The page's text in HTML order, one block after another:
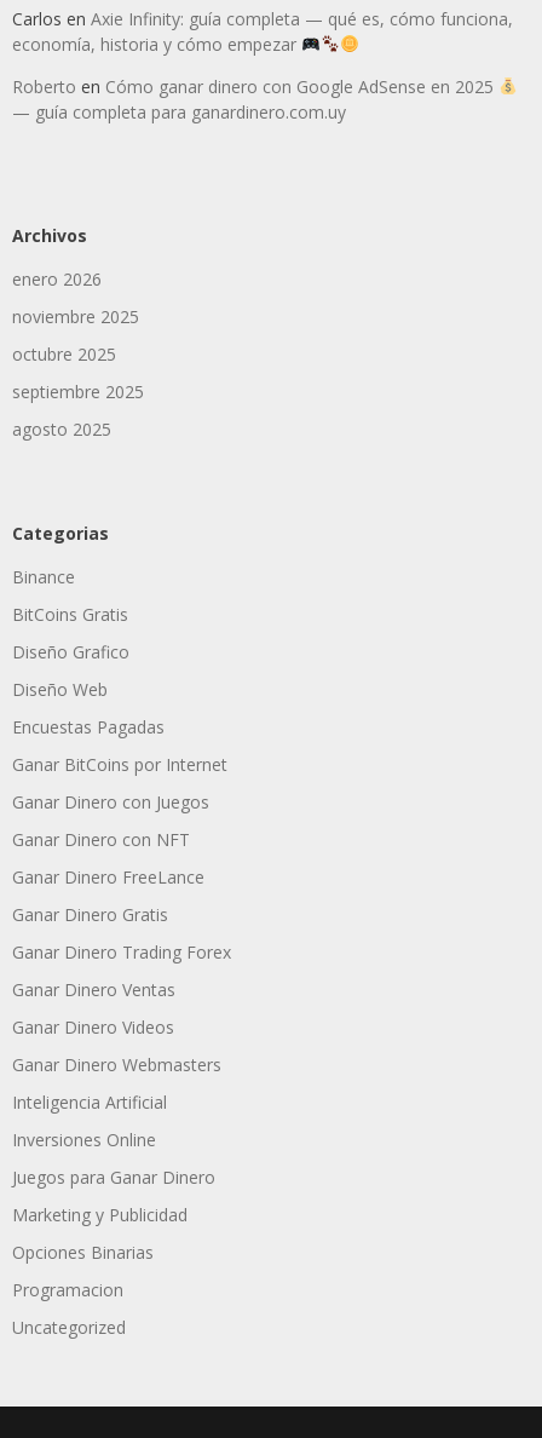
Carlos en Axie Infinity: guía completa — qué es, cómo funciona,
economía, historia y cómo empezar
Roberto en Cómo ganar dinero con Google AdSense en 2025
— guía completa para ganardinero.com.uy
Archivos
enero 2026
noviembre 2025
octubre 2025
septiembre 2025
agosto 2025
Categorias
Binance
BitCoins Gratis
Diseño Grafico
Diseño Web
Encuestas Pagadas
Ganar BitCoins por Internet
Ganar Dinero con Juegos
Ganar Dinero con NFT
Ganar Dinero FreeLance
Ganar Dinero Gratis
Ganar Dinero Trading Forex
Ganar Dinero Ventas
Ganar Dinero Videos
Ganar Dinero Webmasters
Inteligencia Artificial
Inversiones Online
Juegos para Ganar Dinero
Marketing y Publicidad
Opciones Binarias
Programacion
Uncategorized